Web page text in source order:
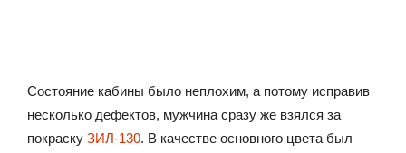
Состояние кабины было неплохим, а потому исправив
несколько дефектов, мужчина сразу же взялся за
покраску ЗИЛ-130. В качестве основного цвета был